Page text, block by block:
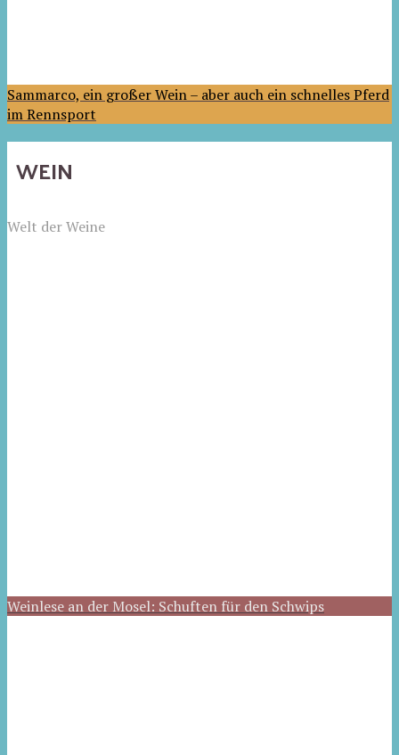
Sammarco, ein großer Wein – aber auch ein schnelles Pferd
im Rennsport
WEIN
Welt der Weine
Weinlese an der Mosel: Schuften für den Schwips